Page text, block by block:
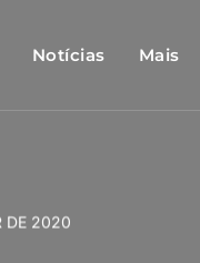
Notícias Mais
DE 2020